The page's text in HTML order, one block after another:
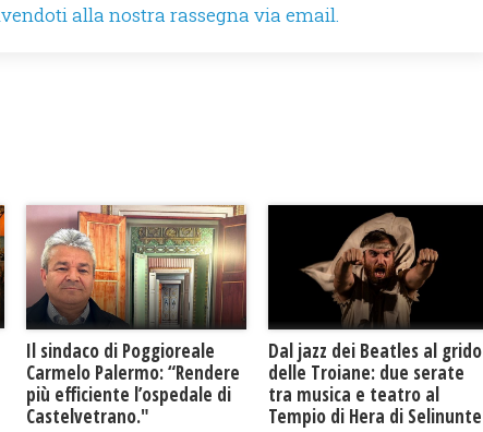
alla nostra rassegna via email.
Il sindaco di Poggioreale
Carmelo Palermo: “Rendere
più efficiente l’ospedale di
Castelvetrano."
Dal jazz dei Beatles al grido
delle Troiane: due serate
tra musica e teatro al
Tempio di Hera di Selinunte